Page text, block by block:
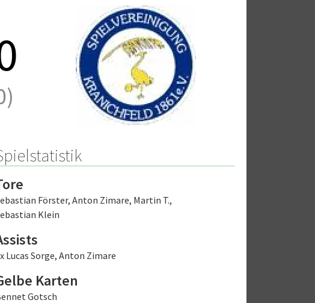
Förster, Anton Zimare, Martin T.,
Klein
Lucas Sorge, Anton Zimare
Karten
Gotsch